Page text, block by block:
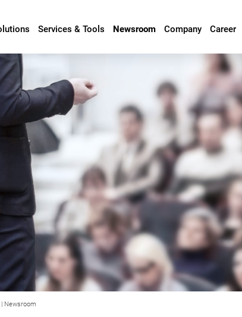
Services & Tools Newsroom Company Career
| Newsroom